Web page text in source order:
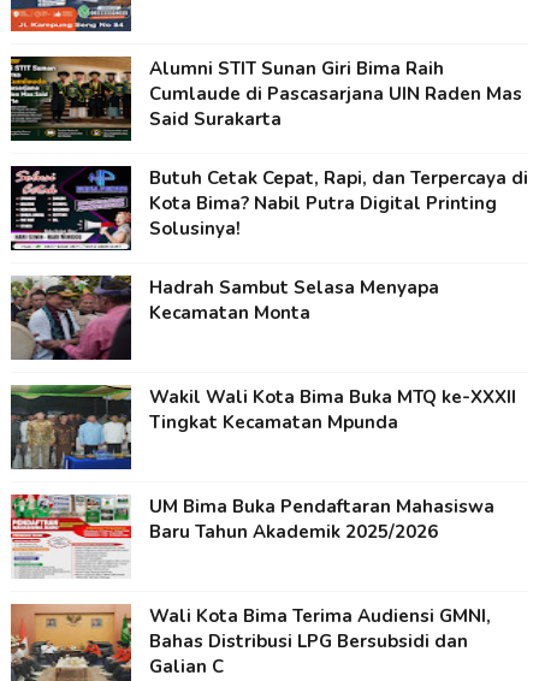
Alumni STIT Sunan Giri Bima Raih
Cumlaude di Pascasarjana UIN Raden Mas
Said Surakarta
Butuh Cetak Cepat, Rapi, dan Terpercaya di
Kota Bima? Nabil Putra Digital Printing
Solusinya!
Hadrah Sambut Selasa Menyapa
Kecamatan Monta
Wakil Wali Kota Bima Buka MTQ ke-XXXII
Tingkat Kecamatan Mpunda
UM Bima Buka Pendaftaran Mahasiswa
Baru Tahun Akademik 2025/2026
Wali Kota Bima Terima Audiensi GMNI,
Bahas Distribusi LPG Bersubsidi dan
Galian C